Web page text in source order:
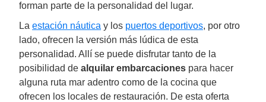
forman parte de la personalidad del lugar.
La estación náutica y los puertos deportivos, por otro
lado, ofrecen la versión más lúdica de esta
personalidad. Allí se puede disfrutar tanto de la
posibilidad de alquilar embarcaciones para hacer
alguna ruta mar adentro como de la cocina que
ofrecen los locales de restauración. De esta oferta